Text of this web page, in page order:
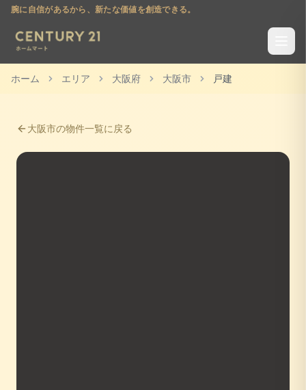
腕に自信があるから、新たな価値を創造できる。
ホーム エリア 大阪府 大阪市 戸建
大阪市の物件一覧に戻る